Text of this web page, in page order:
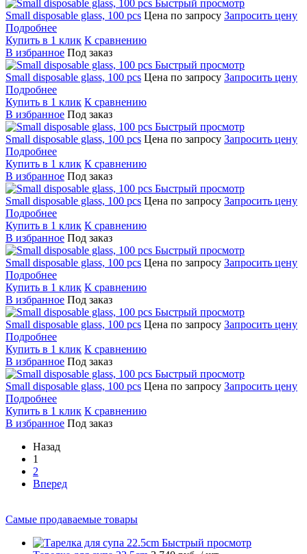
Быстрый просмотр
Small disposable glass, 100 pcs Цена по запросу Запросить цену
Подробнее
Купить в 1 клик К сравнению
В избранное Под заказ
Быстрый просмотр
Small disposable glass, 100 pcs Цена по запросу Запросить цену
Подробнее
Купить в 1 клик К сравнению
В избранное Под заказ
Быстрый просмотр
Small disposable glass, 100 pcs Цена по запросу Запросить цену
Подробнее
Купить в 1 клик К сравнению
В избранное Под заказ
Быстрый просмотр
Small disposable glass, 100 pcs Цена по запросу Запросить цену
Подробнее
Купить в 1 клик К сравнению
В избранное Под заказ
Быстрый просмотр
Small disposable glass, 100 pcs Цена по запросу Запросить цену
Подробнее
Купить в 1 клик К сравнению
В избранное Под заказ
Быстрый просмотр
Small disposable glass, 100 pcs Цена по запросу Запросить цену
Подробнее
Купить в 1 клик К сравнению
В избранное Под заказ
Быстрый просмотр
Small disposable glass, 100 pcs Цена по запросу Запросить цену
Подробнее
Купить в 1 клик К сравнению
В избранное Под заказ
Назад
1
2
Вперед
Самые продаваемые товары
Быстрый просмотр